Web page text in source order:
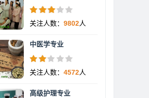
关注人数： 9802人
中医学专业
关注人数： 4572人
高级护理专业